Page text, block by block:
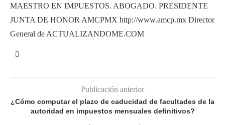
MAESTRO EN IMPUESTOS. ABOGADO. PRESIDENTE
JUNTA DE HONOR AMCPMX http://www.amcp.mx Director
General de ACTUALIZANDOME.COM
Publicación anterior
¿Cómo computar el plazo de caducidad de facultades de la
autoridad en impuestos mensuales definitivos?